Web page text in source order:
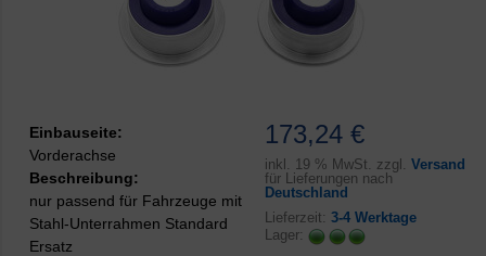
173,24 €
inkl. 19 % MwSt. zzgl. Versand
für Lieferungen nach
Deutschland
Lieferzeit: 3-4 Werktage
Lager:
Einbauseite:
Vorderachse
Beschreibung:
nur passend für Fahrzeuge mit
Stahl-Unterrahmen Standard
Ersatz